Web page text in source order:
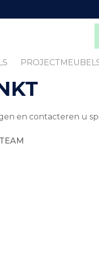
en contacteren u